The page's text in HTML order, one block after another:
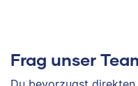
Frag unser